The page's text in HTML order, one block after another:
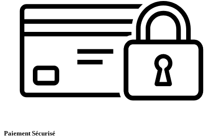
Paiement Sécurisé